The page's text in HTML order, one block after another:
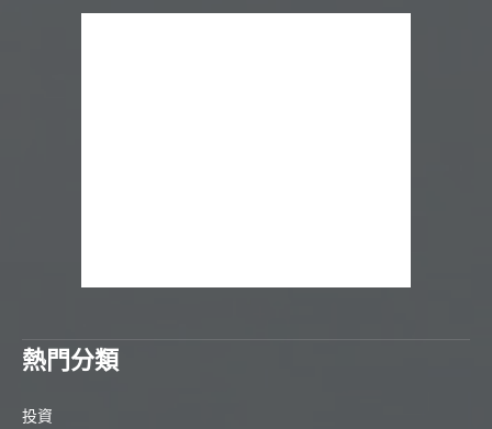
熱門分類
投資